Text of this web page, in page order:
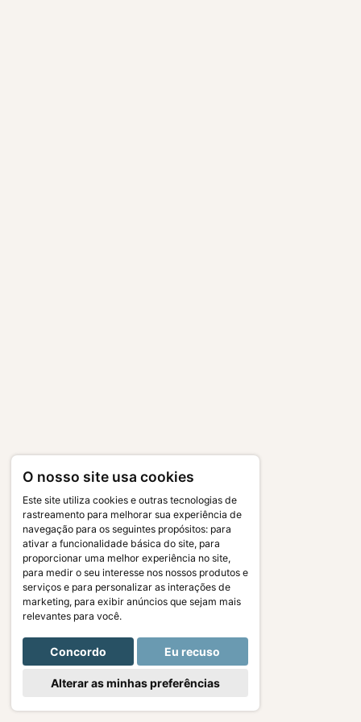
O nosso site usa cookies
Este site utiliza cookies e outras tecnologias de
rastreamento para melhorar sua experiência de
navegação para os seguintes propósitos: para
ativar a funcionalidade básica do site, para
proporcionar uma melhor experiência no site,
para medir o seu interesse nos nossos produtos e
serviços e para personalizar as interações de
marketing, para exibir anúncios que sejam mais
relevantes para você.
Concordo Eu recuso
Alterar as minhas preferências